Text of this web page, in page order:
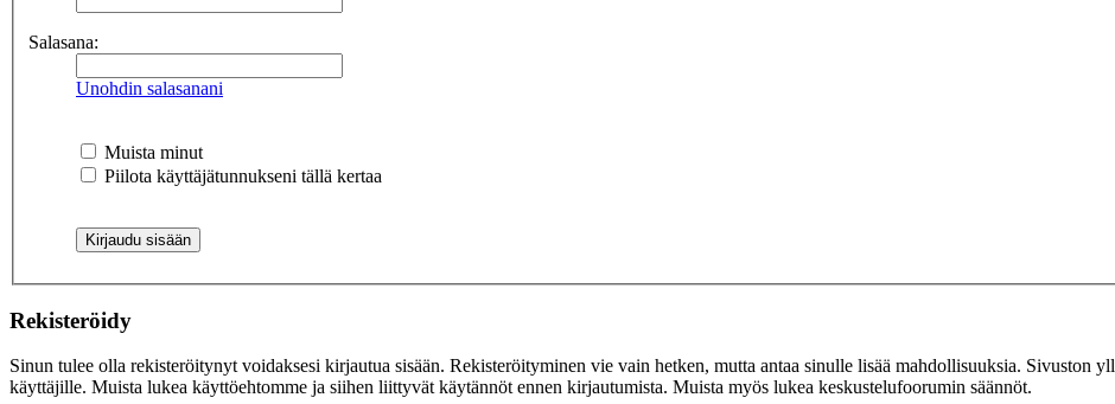
Salasana:
Unohdin salasanani
Muista minut
Piilota käyttäjätunnukseni tällä kertaa
Rekisteröidy
Sinun tulee olla rekisteröitynyt voidaksesi kirjautua sisään. Rekisteröityminen vie vain hetken, mutta antaa sinulle lisää mahdollisuuksia. Sivuston
käyttäjille. Muista lukea käyttöehtomme ja siihen liittyvät käytännöt ennen kirjautumista. Muista myös lukea keskustelufoorumin säännöt.